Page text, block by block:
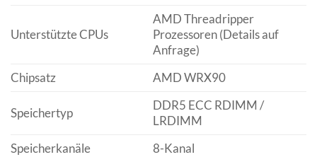
Unterstützte CPUs
AMD Threadripper
Prozessoren (Details auf
Anfrage)
Chipsatz
AMD WRX90
Speichertyp
DDR5 ECC RDIMM /
LRDIMM
Speicherkanäle
8-Kanal